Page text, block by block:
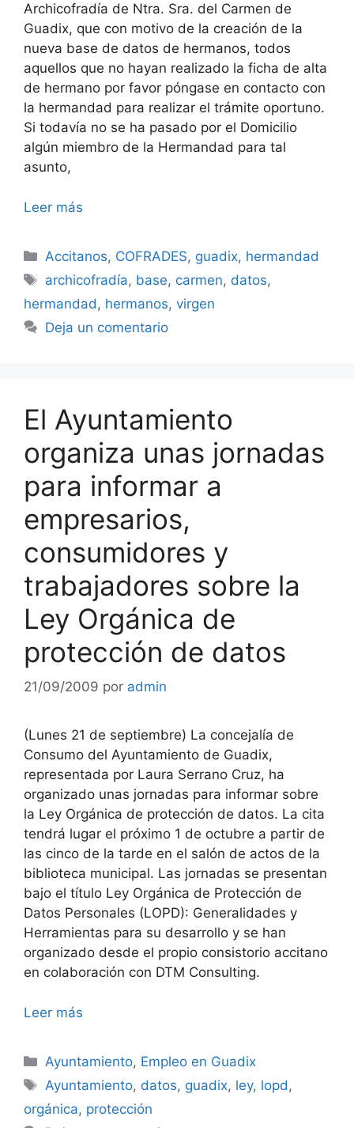
Archicofradía de Ntra. Sra. del Carmen de
Guadix, que con motivo de la creación de la
nueva base de datos de hermanos, todos
aquellos que no hayan realizado la ficha de alta
de hermano por favor póngase en contacto con
la hermandad para realizar el trámite oportuno.
Si todavía no se ha pasado por el Domicilio
algún miembro de la Hermandad para tal
asunto,
Leer más
Categorías
Accitanos, COFRADES, guadix, hermandad
Etiquetas
archicofradía, base, carmen, datos,
hermandad , hermanos, virgen
Deja un comentario
El Ayuntamiento
organiza unas jornadas
para informar a
empresarios,
consumidores y
trabajadores sobre la
Ley Orgánica de
protección de datos
21/09/2009 por admin
(Lunes 21 de septiembre) La concejalía de
Consumo del Ayuntamiento de Guadix,
representada por Laura Serrano Cruz, ha
organizado unas jornadas para informar sobre
la Ley Orgánica de protección de datos. La cita
tendrá lugar el próximo 1 de octubre a partir de
las cinco de la tarde en el salón de actos de la
biblioteca municipal. Las jornadas se presentan
bajo el título Ley Orgánica de Protección de
Datos Personales (LOPD): Generalidades y
Herramientas para su desarrollo y se han
organizado desde el propio consistorio accitano
en colaboración con DTM Consulting.
Leer más
Categorías
Ayuntamiento, Empleo en Guadix
Etiquetas
Ayuntamiento, datos, guadix, ley, lopd ,
orgánica, protección